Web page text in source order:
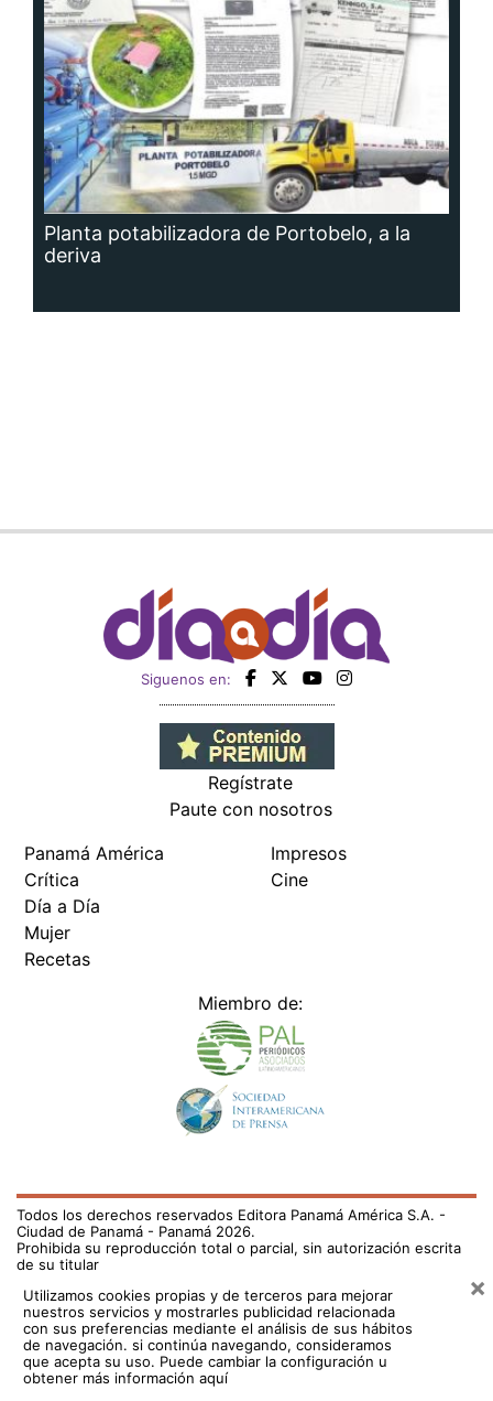
Planta potabilizadora de Portobelo, a la
deriva
Siguenos en:
Regístrate
Paute con nosotros
Panamá América
Crítica
Día a Día
Mujer
Recetas
Impresos
Cine
Miembro de:
Todos los derechos reservados Editora Panamá América S.A. -
Ciudad de Panamá - Panamá 2026.
Prohibida su reproducción total o parcial, sin autorización escrita
de su titular
Utilizamos cookies propias y de terceros para mejorar
nuestros servicios y mostrarles publicidad relacionada
con sus preferencias mediante el análisis de sus hábitos
de navegación. si continúa navegando, consideramos
que acepta su uso. Puede cambiar la configuración u
obtener más información aquí
×